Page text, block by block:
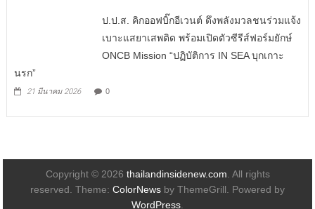
ป.ป.ส. คิกออฟบิ๊กอีเวนต์ ดึงพลังมวลชนร่วมแจ้ง
เบาะแสยาเสพติด พร้อมเปิดตัวซีรีส์ฟอร์มยักษ์
ONCB Mission “ปฏิบัติการ IN SEA บุกเกาะ
นรก”
21 มีนาคม 2026 0
Copyright © 2026 thailandinsidenew.com . All rights
reserved. Theme: ColorNews by ThemeGrill. Powered by
WordPress